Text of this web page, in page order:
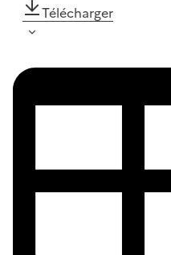
Télécharger